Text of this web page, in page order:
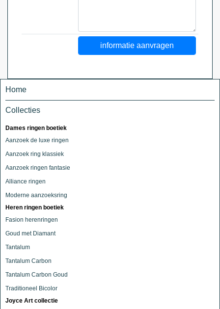
Home
Collecties
Dames ringen boetiek
Aanzoek de luxe ringen
Aanzoek ring klassiek
Aanzoek ringen fantasie
Alliance ringen
Moderne aanzoeksring
Heren ringen boetiek
Fasion herenringen
Goud met Diamant
Tantalum
Tantalum Carbon
Tantalum Carbon Goud
Traditioneel Bicolor
Joyce Art collectie